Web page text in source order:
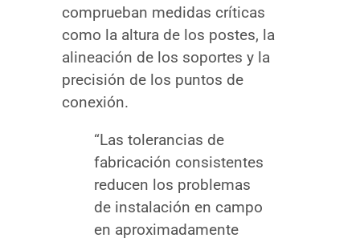
comprueban medidas críticas
como la altura de los postes, la
alineación de los soportes y la
precisión de los puntos de
conexión.
“Las tolerancias de
fabricación consistentes
reducen los problemas
de instalación en campo
en aproximadamente